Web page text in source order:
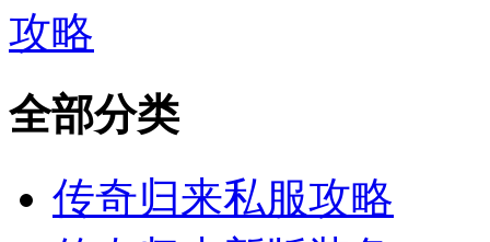
攻略
全部分类
传奇归来私服攻略